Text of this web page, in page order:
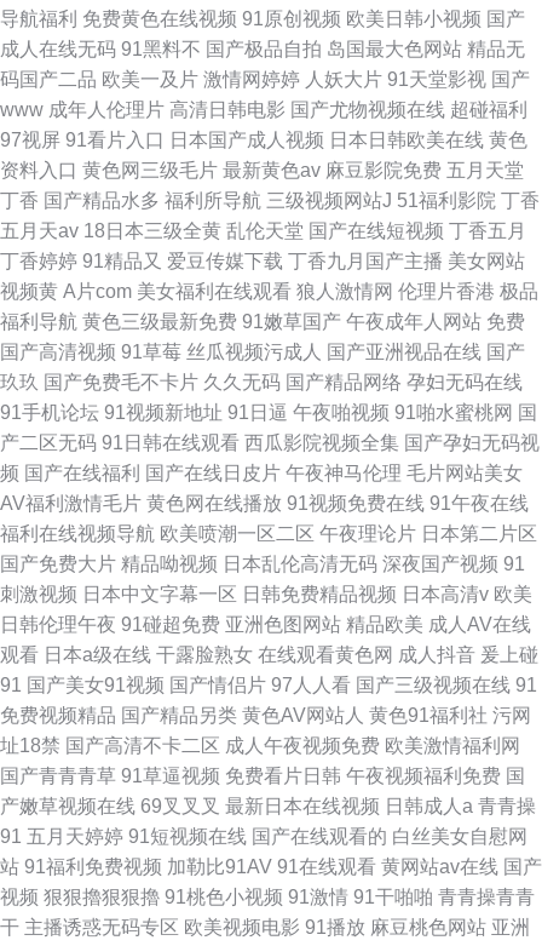
导航福利 免费黄色在线视频 91原创视频 欧美日韩小视频 国产
成人在线无码 91黑料不 国产极品自拍 岛国最大色网站 精品无
码国产二品 欧美一及片 激情网婷婷 人妖大片 91天堂影视 国产
www 成年人伦理片 高清日韩电影 国产尤物视频在线 超碰福利
97视屏 91看片入口 日本国产成人视频 日本日韩欧美在线 黄色
资料入口 黄色网三级毛片 最新黄色av 麻豆影院免费 五月天堂
丁香 国产精品水多 福利所导航 三级视频网站J 51福利影院 丁香
五月天av 18日本三级全黄 乱伦天堂 国产在线短视频 丁香五月
丁香婷婷 91精品又 爱豆传媒下载 丁香九月国产主播 美女网站
视频黄 A片com 美女福利在线观看 狼人激情网 伦理片香港 极品
福利导航 黄色三级最新免费 91嫩草国产 午夜成年人网站 免费
国产高清视频 91草莓 丝瓜视频污成人 国产亚洲视品在线 国产
玖玖 国产免费毛不卡片 久久无码 国产精品网络 孕妇无码在线
91手机论坛 91视频新地址 91日逼 午夜啪视频 91啪水蜜桃网 国
产二区无码 91日韩在线观看 西瓜影院视频全集 国产孕妇无码视
频 国产在线福利 国产在线日皮片 午夜神马伦理 毛片网站美女
AV福利激情毛片 黄色网在线播放 91视频免费在线 91午夜在线
福利在线视频导航 欧美喷潮一区二区 午夜理论片 日本第二片区
国产免费大片 精品呦视频 日本乱伦高清无码 深夜国产视频 91
刺激视频 日本中文字幕一区 日韩免费精品视频 日本高清v 欧美
日韩伦理午夜 91碰超免费 亚洲色图网站 精品欧美 成人AV在线
观看 日本a级在线 干露脸熟女 在线观看黄色网 成人抖音 爰上碰
91 国产美女91视频 国产情侣片 97人人看 国产三级视频在线 91
免费视频精品 国产精品另类 黄色AV网站人 黄色91福利社 污网
址18禁 国产高清不卡二区 成人午夜视频免费 欧美激情福利网
国产青青青草 91草逼视频 免费看片日韩 午夜视频福利免费 国
产嫩草视频在线 69叉叉叉 最新日本在线视频 日韩成人a 青青操
91 五月天婷婷 91短视频在线 国产在线观看的 白丝美女自慰网
站 91福利免费视频 加勒比91AV 91在线观看 黄网站av在线 国产
视频 狠狠擼狠狠擼 91桃色小视频 91激情 91干啪啪 青青操青青
干 主播诱惑无码专区 欧美视频电影 91播放 麻豆桃色网站 亚洲